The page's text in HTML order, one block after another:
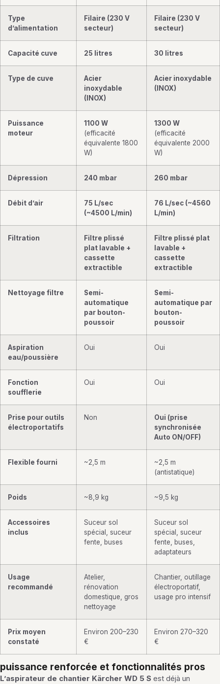
Type
d’alimentation
Filaire (230 V
secteur)
Filaire (230 V
secteur)
Capacité cuve 25 litres 30 litres
Type de cuve
Acier
inoxydable
(INOX)
Acier inoxydable
(INOX)
Puissance
moteur
1100 W
(efficacité
équivalente 1800
W)
1300 W
(efficacité
équivalente 2000
W)
Dépression 240 mbar 260 mbar
Débit d’air
75 L/sec
(~4500 L/min)
76 L/sec (~4560
L/min)
Filtration
Filtre plissé
plat lavable +
cassette
extractible
Filtre plissé plat
lavable +
cassette
extractible
Nettoyage filtre
Semi-
automatique
par bouton-
poussoir
Semi-
automatique par
bouton-
poussoir
Aspiration
eau/poussière
Oui Oui
Fonction
soufflerie
Oui Oui
Prise pour outils
électroportatifs
Non
Oui (prise
synchronisée
Auto ON/OFF)
Flexible fourni ~2,5 m
~2,5 m
(antistatique)
Poids ~8,9 kg ~9,5 kg
Accessoires
inclus
Suceur sol
spécial, suceur
fente, buses
Suceur sol
spécial, suceur
fente, buses,
adaptateurs
Usage
recommandé
Atelier,
rénovation
domestique, gros
nettoyage
Chantier, outillage
électroportatif,
usage pro intensif
Prix moyen
constaté
Environ 200–230
€
Environ 270–320
€
puissance renforcée et fonctionnalités pros
L’aspirateur de chantier Kärcher WD 5 S est déjà un